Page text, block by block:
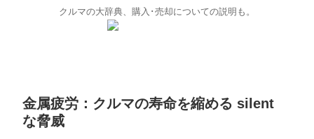
クルマの大辞典、購入･売却についての説明も。
金属疲労：クルマの寿命を縮める silent
な脅威